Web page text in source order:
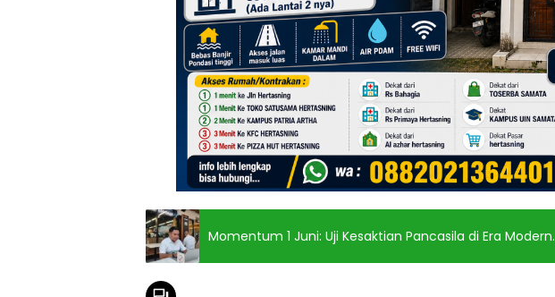
Momentum 1 Juni: Uji Kesaktian Pancasila di Era Modern.